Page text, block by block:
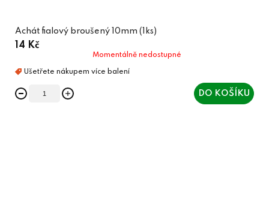
Achát fialový broušený 10mm (1ks)
14 Kč
Momentálně nedostupné
DO KOŠÍKU